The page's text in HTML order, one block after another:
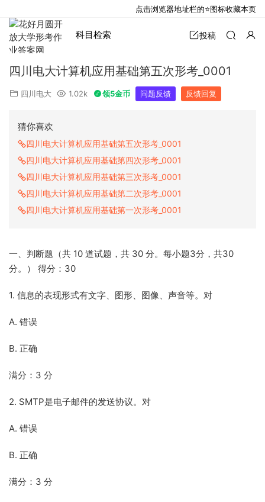
科目检索 投稿
四川电大计算机应用基础第五次形考_0001
四川电大 1.02k 领5金币 问题反馈 反馈回复
猜你喜欢
四川电大计算机应用基础第五次形考_0001
四川电大计算机应用基础第四次形考_0001
四川电大计算机应用基础第三次形考_0001
四川电大计算机应用基础第二次形考_0001
四川电大计算机应用基础第一次形考_0001
一、判断题（共 10 道试题，共 30 分。每小题3分，共30
分。） 得分：30
1. 信息的表现形式有文字、图形、图像、声音等。对
A. 错误
B. 正确
满分：3 分
2. SMTP是电子邮件的发送协议。对
A. 错误
B. 正确
满分：3 分
点击浏览器地址栏的⭐图标收藏本页